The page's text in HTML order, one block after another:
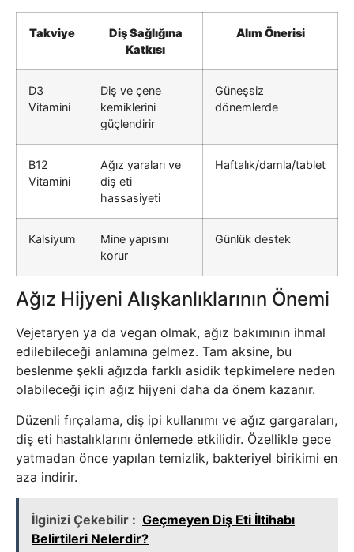
Takviye
Diş Sağlığına
Katkısı
Alım Önerisi
D3
Vitamini
Diş ve çene
kemiklerini
güçlendirir
Güneşsiz
dönemlerde
B12
Vitamini
Ağız yaraları ve
diş eti
hassasiyeti
Haftalık/damla/tablet
Kalsiyum
Mine yapısını
korur
Günlük destek
Ağız Hijyeni Alışkanlıklarının Önemi
Vejetaryen ya da vegan olmak, ağız bakımının ihmal
edilebileceği anlamına gelmez. Tam aksine, bu
beslenme şekli ağızda farklı asidik tepkimelere neden
olabileceği için ağız hijyeni daha da önem kazanır.
Düzenli fırçalama, diş ipi kullanımı ve ağız gargaraları,
diş eti hastalıklarını önlemede etkilidir. Özellikle gece
yatmadan önce yapılan temizlik, bakteriyel birikimi en
aza indirir.
İlginizi Çekebilir : Geçmeyen Diş Eti İltihabı
Belirtileri Nelerdir?